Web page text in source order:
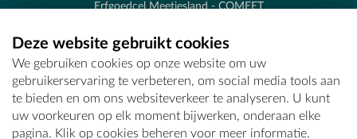
Erfgoedcel Meetjesland - COMEET
T - 09 373 75 96
E -erfgoedcel@comeet.be
Deze website gebruikt cookies
We gebruiken cookies op onze website om uw
gebruikerservaring te verbeteren, om social media tools aan
te bieden en om ons websiteverkeer te analyseren. U kunt
uw voorkeuren op elk moment bijwerken, onderaan elke
pagina. Klik op cookies beheren voor meer informatie.